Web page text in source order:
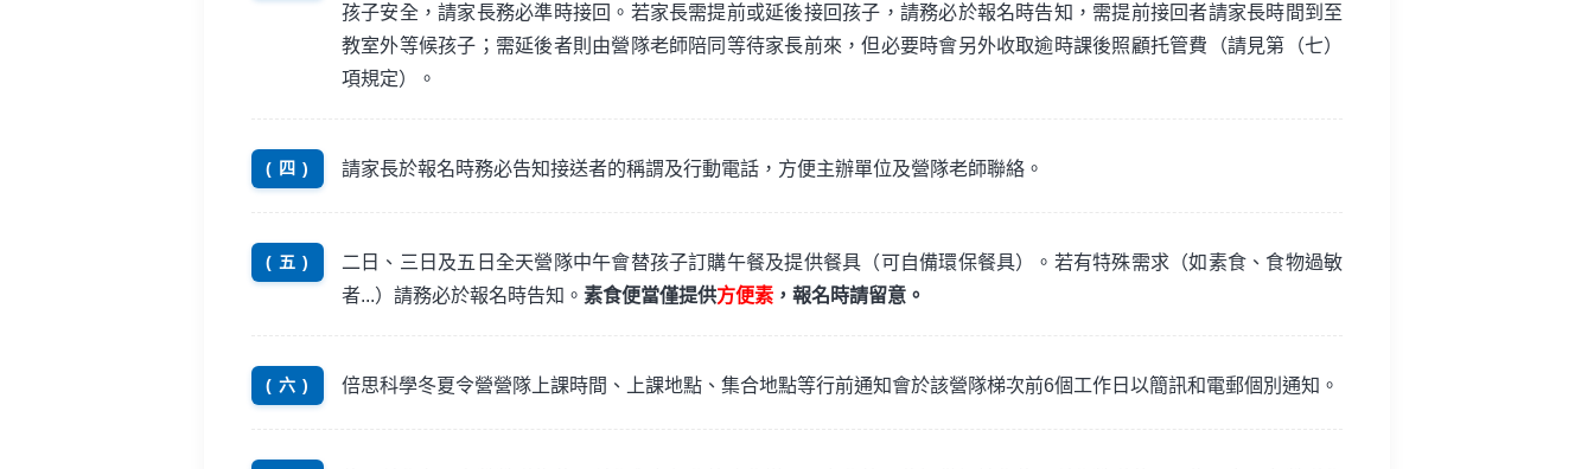
孩子安全，請家長務必準時接回。若家長需提前或延後接回孩子，請務必於報名時告知，需提前接回者請家長時間到至
教室外等候孩子；需延後者則由營隊老師陪同等待家長前來，但必要時會另外收取逾時課後照顧托管費（請見第（七）
項規定）。
( 四 ) 請家長於報名時務必告知接送者的稱謂及行動電話，方便主辦單位及營隊老師聯絡。
( 五 )
二日、三日及五日全天營隊中午會替孩子訂購午餐及提供餐具（可自備環保餐具）。若有特殊需求（如素食、食物過敏
者...）請務必於報名時告知。 素食便當僅提供方便素 ，報名時請留意。
( 六 ) 倍思科學冬夏令營營隊上課時間、上課地點、集合地點等行前通知會於該營隊梯次前6個工作日以簡訊和電郵個別通知。